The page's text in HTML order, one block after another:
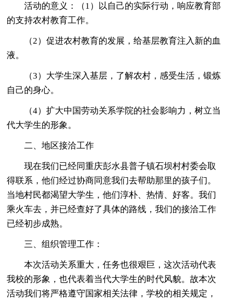
活动的意义：（1）以自己的实际行动，响应教育部
的支持农村教育工作。
（2）促进农村教育的发展，给基层教育注入新的血
液。
（3）大学生深入基层，了解农村，感受生活，锻炼
自己的身心。
（4）扩大中国劳动关系学院的社会影响力，树立当
代大学生的形象。
二、地区接洽工作
现在我们已经同重庆彭水县普子镇石坝村村委会取
得联系，他们经过协商同意我们去帮助那里的孩子们。
当地村民都渴望大学生，他们淳朴、热情、好客。我们
乘火车去，并已经查好了具体的路线，我们的接洽工作
已经初步成熟。
三、组织管理工作：
本次活动关系重大，任务也很艰巨，这次活动代表
我校的形象，也代表着当代大学生的时代风貌。故本次
活动我们将严格遵守国家相关法律，学校的相关规定，